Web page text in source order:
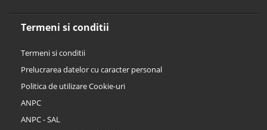
Termeni si conditii
Termeni si conditii
Prelucrarea datelor cu caracter personal
Politica de utilizare Cookie-uri
ANPC
ANPC - SAL